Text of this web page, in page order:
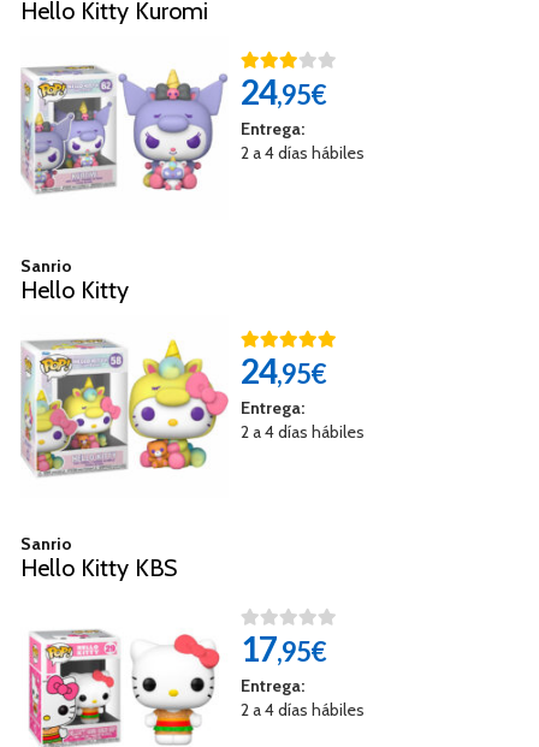
Hello Kitty Kuromi
24,95€
Entrega:
2 a 4 días hábiles
Sanrio
Hello Kitty
24,95€
Entrega:
2 a 4 días hábiles
Sanrio
Hello Kitty KBS
17,95€
Entrega:
2 a 4 días hábiles